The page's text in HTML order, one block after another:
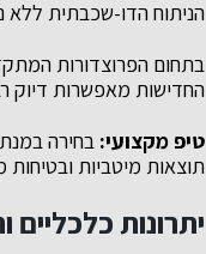
הניתוח הדו-שכבתית ללא
בתחום הפרוצדורות
החדישות מאפשרות דיוק
טיפ מקצועי: בחירה
תוצאות מיטביות
יתרונות כלכליים